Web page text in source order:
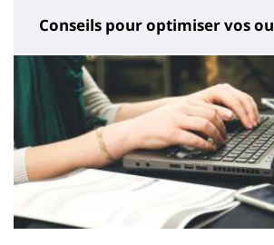
Conseils pour optimiser vos